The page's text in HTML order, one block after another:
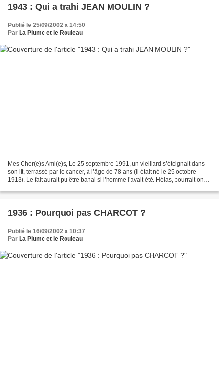
1943 : Qui a trahi JEAN MOULIN ?
Publié le 25/09/2002 à 14:50
Par La Plume et le Rouleau
Mes Cher(e)s Ami(e)s, Le 25 septembre 1991, un vieillard s’éteignait dans
son lit, terrassé par le cancer, à l’âge de 78 ans (il était né le 25 octobre
1913). Le fait aurait pu être banal si l’homme l’avait été. Hélas, pourrait-on
1936 : Pourquoi pas CHARCOT ?
Publié le 16/09/2002 à 10:37
Par La Plume et le Rouleau